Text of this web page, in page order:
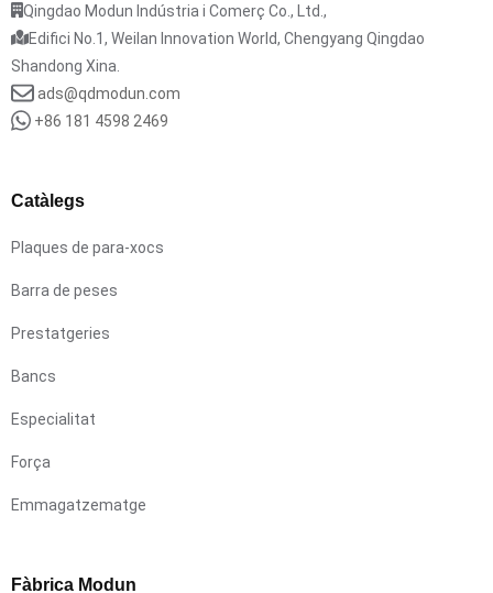
Qingdao Modun Indústria i Comerç Co., Ltd.,
Edifici No.1, Weilan Innovation World, Chengyang Qingdao
Shandong Xina.
ads@qdmodun.com
+86 181 4598 2469
Catàlegs
Plaques de para-xocs
Barra de peses
Prestatgeries
Bancs
Especialitat
Força
Emmagatzematge
Fàbrica Modun